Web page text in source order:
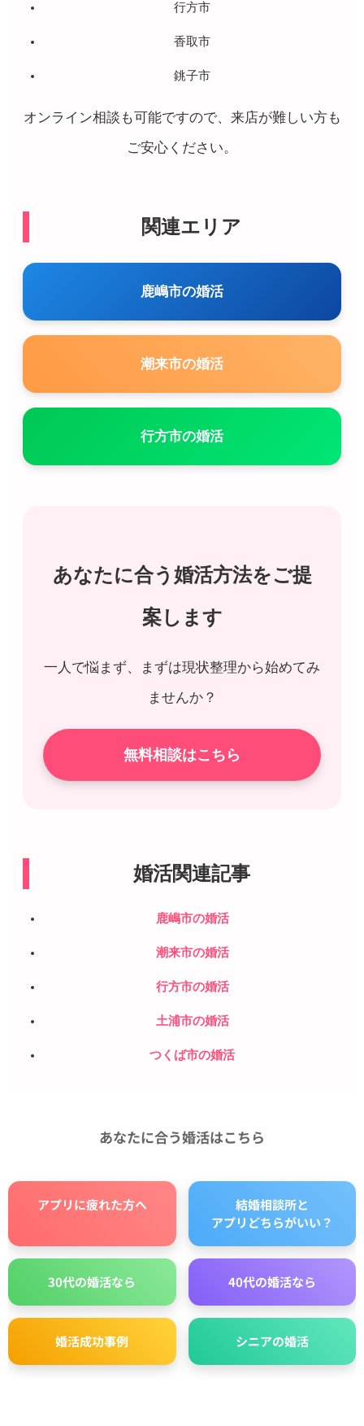
行方市
香取市
銚子市
オンライン相談も可能ですので、来店が難しい方も
ご安心ください。
関連エリア
鹿嶋市の婚活
潮来市の婚活
行方市の婚活
あなたに合う婚活方法をご提
案します
一人で悩まず、まずは現状整理から始めてみ
ませんか？
無料相談はこちら
婚活関連記事
鹿嶋市の婚活
潮来市の婚活
行方市の婚活
土浦市の婚活
つくば市の婚活
あなたに合う婚活はこちら
アプリに疲れた方へ
結婚相談所と
アプリどちらがいい？
30代の婚活なら 40代の婚活なら
婚活成功事例 シニアの婚活